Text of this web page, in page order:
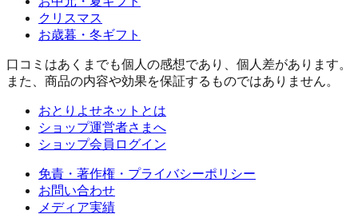
クリスマス
お歳暮・冬ギフト
口コミはあくまでも個人の感想であり、個人差があります。
また、商品の内容や効果を保証するものではありません。
おとりよせネットとは
ショップ運営者さまへ
ショップ会員ログイン
免責・著作権・プライバシーポリシー
お問い合わせ
メディア実績